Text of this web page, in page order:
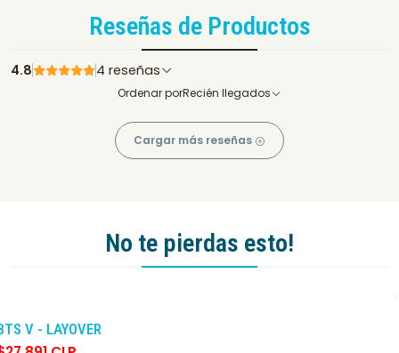
Reseñas de Productos
4.8 4 reseñas
Ordenar porRecién llegados
Cargar más reseñas
No te pierdas esto!
V - LAYOVER